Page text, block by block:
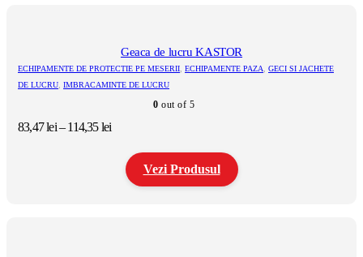
Geaca de lucru KASTOR
ECHIPAMENTE DE PROTECTIE PE MESERII, ECHIPAMENTE PAZA, GECI SI JACHETE
DE LUCRU, IMBRACAMINTE DE LUCRU
0 out of 5
83,47lei– 114,35leiInterval
prețuri:
83,47 lei
până
Vezi Produsul